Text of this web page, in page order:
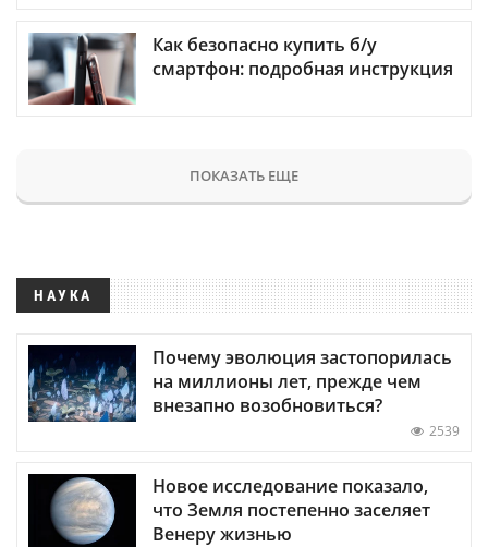
Как безопасно купить б/у
смартфон: подробная инструкция
ПОКАЗАТЬ ЕЩЕ
НАУКА
Почему эволюция застопорилась
на миллионы лет, прежде чем
внезапно возобновиться?
2539
Новое исследование показало,
что Земля постепенно заселяет
Венеру жизнью